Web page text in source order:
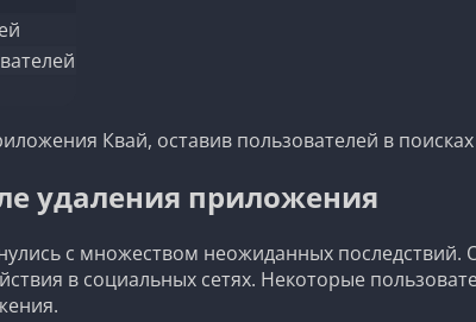
Квай, оставив пользователей в
удаления приложения
с множеством неожиданных последствий.
в социальных сетях. Некоторые